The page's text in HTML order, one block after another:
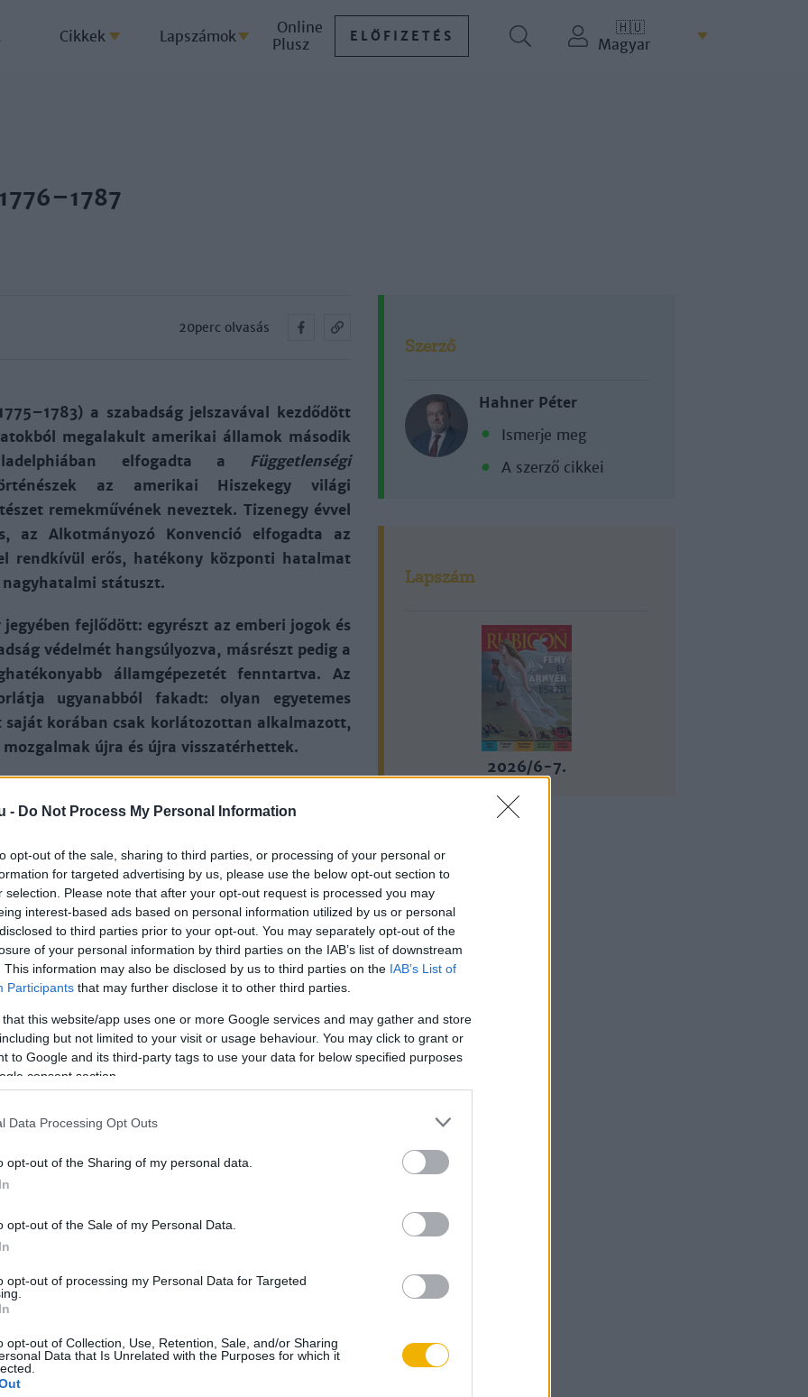
- Do Not Process My Personal Information
opt-out of the sale, sharing to third parties, or processing of your personal or
for targeted advertising by us, please use the below opt-out section to
selection. Please note that after your opt-out request is processed you may
interest-based ads based on personal information utilized by us or personal
to third parties prior to your opt-out. You may separately opt-out of the
of your personal information by third parties on the IAB’s list of downstream
This information may also be disclosed by us to third parties on the IAB’s List of
Participants that may further disclose it to other third parties.
that this website/app uses one or more Google services and may gather and store
but not limited to your visit or usage behaviour. You may click to grant or
to Google and its third-party tags to use your data for below specified purposes
consent section.
Data Processing Opt Outs
opt-out of the Sharing of my personal data.
opt-out of the Sale of my Personal Data.
opt-out of processing my Personal Data for Targeted
opt-out of Collection, Use, Retention, Sale, and/or Sharing
Data that Is Unrelated with the Purposes for which it
Cikkek Lapszámok
Online
Plusz
ELŐFIZETÉS
🇭🇺
Magyar
20perc olvasás
a szabadság jelszavával kezdődött
megalakult amerikai államok második
elfogadta a Függetlenségi
az amerikai Hiszekegy világi
remekművének neveztek. Tizenegy évvel
az Alkotmányozó Konvenció elfogadta az
rendkívül erős, hatékony központi hatalmat
nagyhatalmi státuszt.
fejlődött: egyrészt az emberi jogok és
védelmét hangsúlyozva, másrészt pedig a
államgépezetét fenntartva. Az
ugyanabból fakadt: olyan egyetemes
saját korában csak korlátozottan alkalmazott,
újra és újra visszatérhettek.
szeptember 17., Philadelphia. Howard Chandler Christy
a philadelphiai Alkotmányozó Konvenció záró­
elnököl, vele szemben James Madison és a
festménye 1940-ben készült, amikor Európa nagy része
globálisan védekező helyzetbe kényszerült. A festmény
poli­tikai nyilatkozat. Azt a pillanatot rögzíti, amikor a
Függetlenségi nyilatkozat
alkotmány nem kapott volna elfogadható keretet; Franklin
– a folytonosságot szim­bo­lizálta az alapítás két nagy
épülete megépíthető és meg­védhető.
Szerző
Hahner Péter
Ismerje meg
A szerző cikkei
Lapszám
2026/6-7.